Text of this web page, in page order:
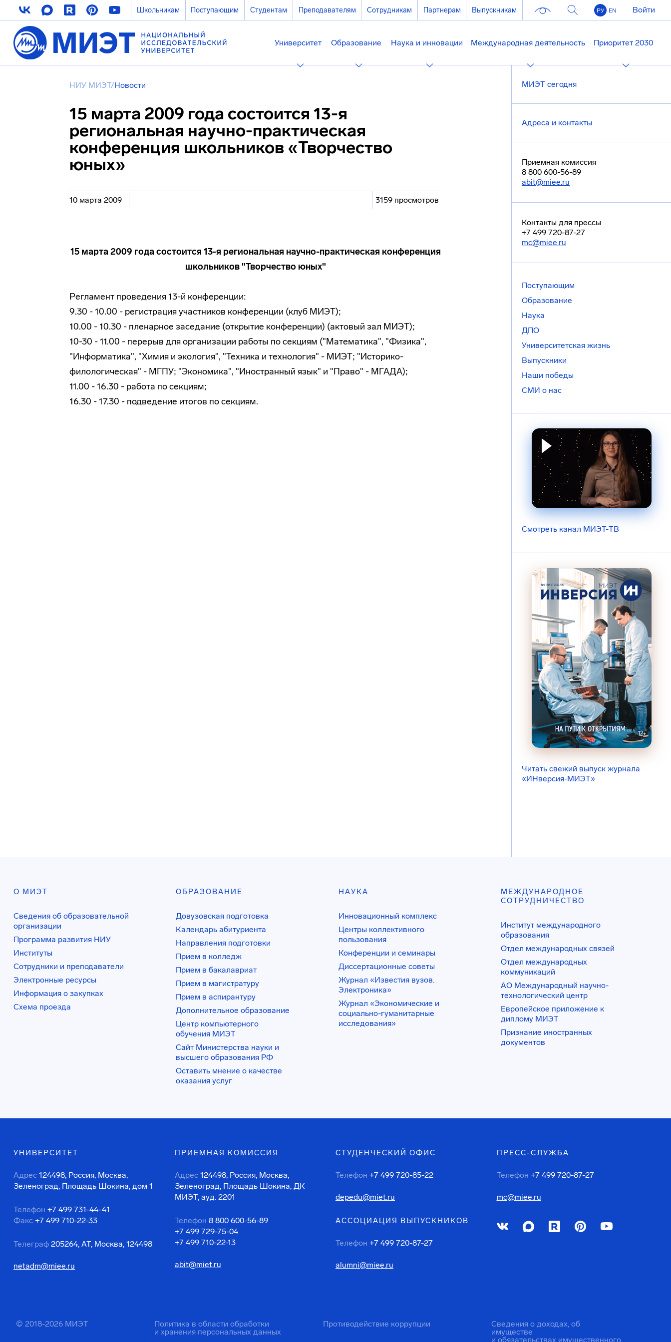
Школьникам Поступающим Студентам Преподавателям Сотрудникам Партнерам Выпускникам РУ EN Войти
Университет Образование Наука и инновации Международная деятельность Приоритет 2030
НИУ МИЭТ/Новости
15 марта 2009 года состоится 13-я
региональная научно-практическая
конференция школьников «Творчество
юных»
10 марта 2009 3159 просмотров
15 марта 2009 года состоится 13-я региональная научно-практическая конференция
школьников "Творчество юных"
Регламент проведения 13-й конференции:
9.30 - 10.00 - регистрация участников конференции (клуб МИЭТ);
10.00 - 10.30 - пленарное заседание (открытие конференции) (актовый зал МИЭТ);
10-30 - 11.00 - перерыв для организации работы по секциям ("Математика", "Физика",
"Информатика", "Химия и экология", "Техника и технология" - МИЭТ; "Историко-
филологическая" - МГПУ; "Экономика", "Иностранный язык" и "Право" - МГАДА);
11.00 - 16.30 - работа по секциям;
16.30 - 17.30 - подведение итогов по секциям.
МИЭТ сегодня
Адреса и контакты
Приемная комиссия
8 800 600-56-89
abit@miee.ru
Контакты для прессы
+7 499 720-87-27
mc@miee.ru
Поступающим
Образование
Наука
ДПО
Университетская жизнь
Выпускники
Наши победы
СМИ о нас
Смотреть канал МИЭТ-ТВ
Читать свежий выпуск журнала
«ИНверсия-МИЭТ»
О МИЭТ
Сведения об образовательной
организации
Программа развития НИУ
Институты
Сотрудники и преподаватели
Электронные ресурсы
Информация о закупках
Схема проезда
ОБРАЗОВАНИЕ
Довузовская подготовка
Календарь абитуриента
Направления подготовки
Прием в колледж
Прием в бакалавриат
Прием в магистратуру
Прием в аспирантуру
Дополнительное образование
Центр компьютерного
обучения МИЭТ
Сайт Министерства науки и
высшего образования РФ
Оставить мнение о качестве
оказания услуг
НАУКА
Инновационный комплекс
Центры коллективного
пользования
Конференции и семинары
Диссертационные советы
Журнал «Известия вузов.
Электроника»
Журнал «Экономические и
социально-гуманитарные
исследования»
МЕЖДУНАРОДНОЕ
СОТРУДНИЧЕСТВО
Институт международного
образования
Отдел международных связей
Отдел международных
коммуникаций
АО Международный научно-
технологический центр
Европейское приложение к
диплому МИЭТ
Признание иностранных
документов
УНИВЕРСИТЕТ
Адрес 124498, Россия, Москва,
Зеленоград, Площадь Шокина, дом 1
Телефон +7 499 731-44-41
Факс +7 499 710-22-33
Телеграф 205264, АТ, Москва, 124498
netadm@miee.ru
ПРИЕМНАЯ КОМИССИЯ
Адрес 124498, Россия, Москва,
Зеленоград, Площадь Шокина, ДК
МИЭТ, ауд. 2201
Телефон 8 800 600-56-89
+7 499 729-75-04
+7 499 710-22-13
abit@miet.ru
СТУДЕНЧЕСКИЙ ОФИС
Телефон +7 499 720-85-22
depedu@miet.ru
АССОЦИАЦИЯ ВЫПУСКНИКОВ
Телефон +7 499 720-87-27
alumni@miee.ru
ПРЕСС-СЛУЖБА
Телефон +7 499 720-87-27
mc@miee.ru
© 2018-2026 МИЭТ
Политика в области обработки
и хранения персональных данных
Противодействие коррупции
Сведения о доходах, об
имуществе
и обязательствах имущественного